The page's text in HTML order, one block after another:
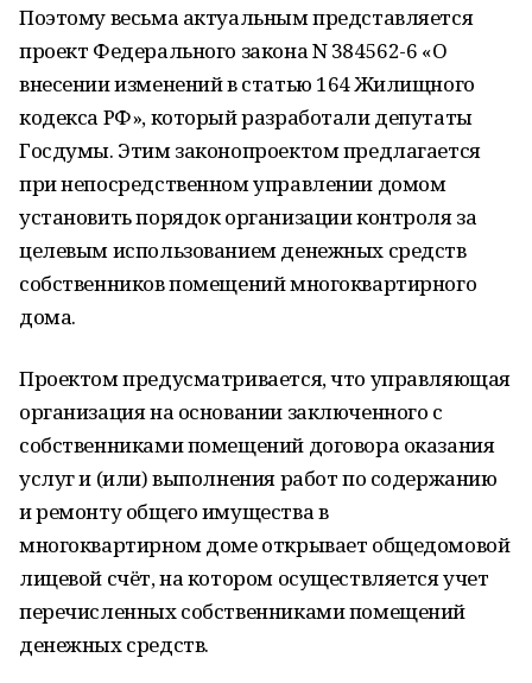
Поэтому весьма актуальным представляется
проект Федерального закона N 384562-6 «О
внесении изменений в статью 164 Жилищного
кодекса РФ», который разработали депутаты
Госдумы. Этим законопроектом предлагается
при непосредственном управлении домом
установить порядок организации контроля за
целевым использованием денежных средств
собственников помещений многоквартирного
дома.
Проектом предусматривается, что управляющая
организация на основании заключенного с
собственниками помещений договора оказания
услуг и (или) выполнения работ по содержанию
и ремонту общего имущества в
многоквартирном доме открывает общедомовой
лицевой счёт, на котором осуществляется учет
перечисленных собственниками помещений
денежных средств.